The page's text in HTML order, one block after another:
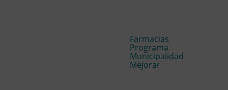
Farmacias
Programa
Municipalidad
Mejorar